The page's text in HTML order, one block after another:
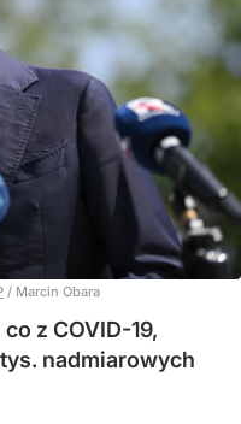
/ Marcin Obara
z COVID-19,
nadmiarowych